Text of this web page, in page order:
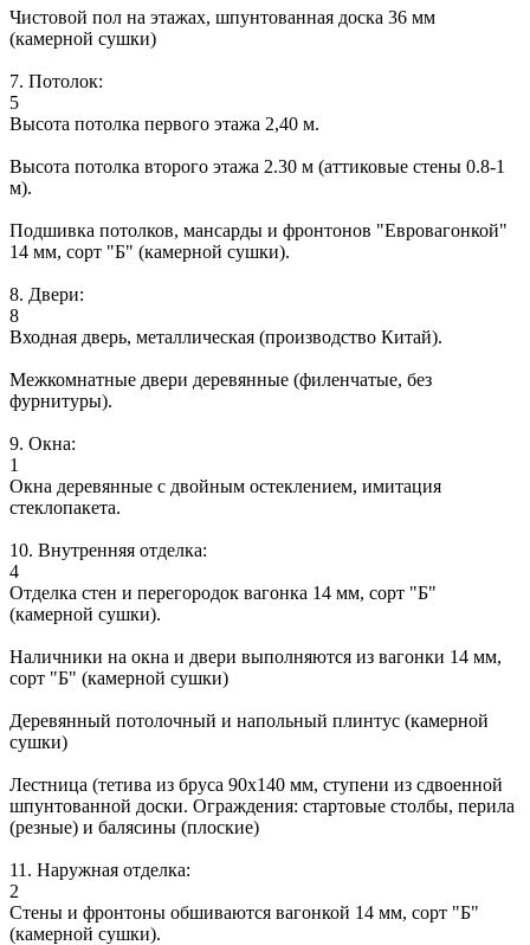
Чистовой пол на этажах, шпунтованная доска 36 мм
(камерной сушки)
7. Потолок:
5
Высота потолка первого этажа 2,40 м.
Высота потолка второго этажа 2.30 м (аттиковые стены 0.8-1
м).
Подшивка потолков, мансарды и фронтонов "Евровагонкой"
14 мм, сорт "Б" (камерной сушки).
8. Двери:
8
Входная дверь, металлическая (производство Китай).
Межкомнатные двери деревянные (филенчатые, без
фурнитуры).
9. Окна:
1
Окна деревянные с двойным остеклением, имитация
стеклопакета.
10. Внутренняя отделка:
4
Отделка стен и перегородок вагонка 14 мм, сорт "Б"
(камерной сушки).
Наличники на окна и двери выполняются из вагонки 14 мм,
сорт "Б" (камерной сушки)
Деревянный потолочный и напольный плинтус (камерной
сушки)
Лестница (тетива из бруса 90х140 мм, ступени из сдвоенной
шпунтованной доски. Ограждения: стартовые столбы, перила
(резные) и балясины (плоские)
11. Наружная отделка:
2
Стены и фронтоны обшиваются вагонкой 14 мм, сорт "Б"
(камерной сушки).